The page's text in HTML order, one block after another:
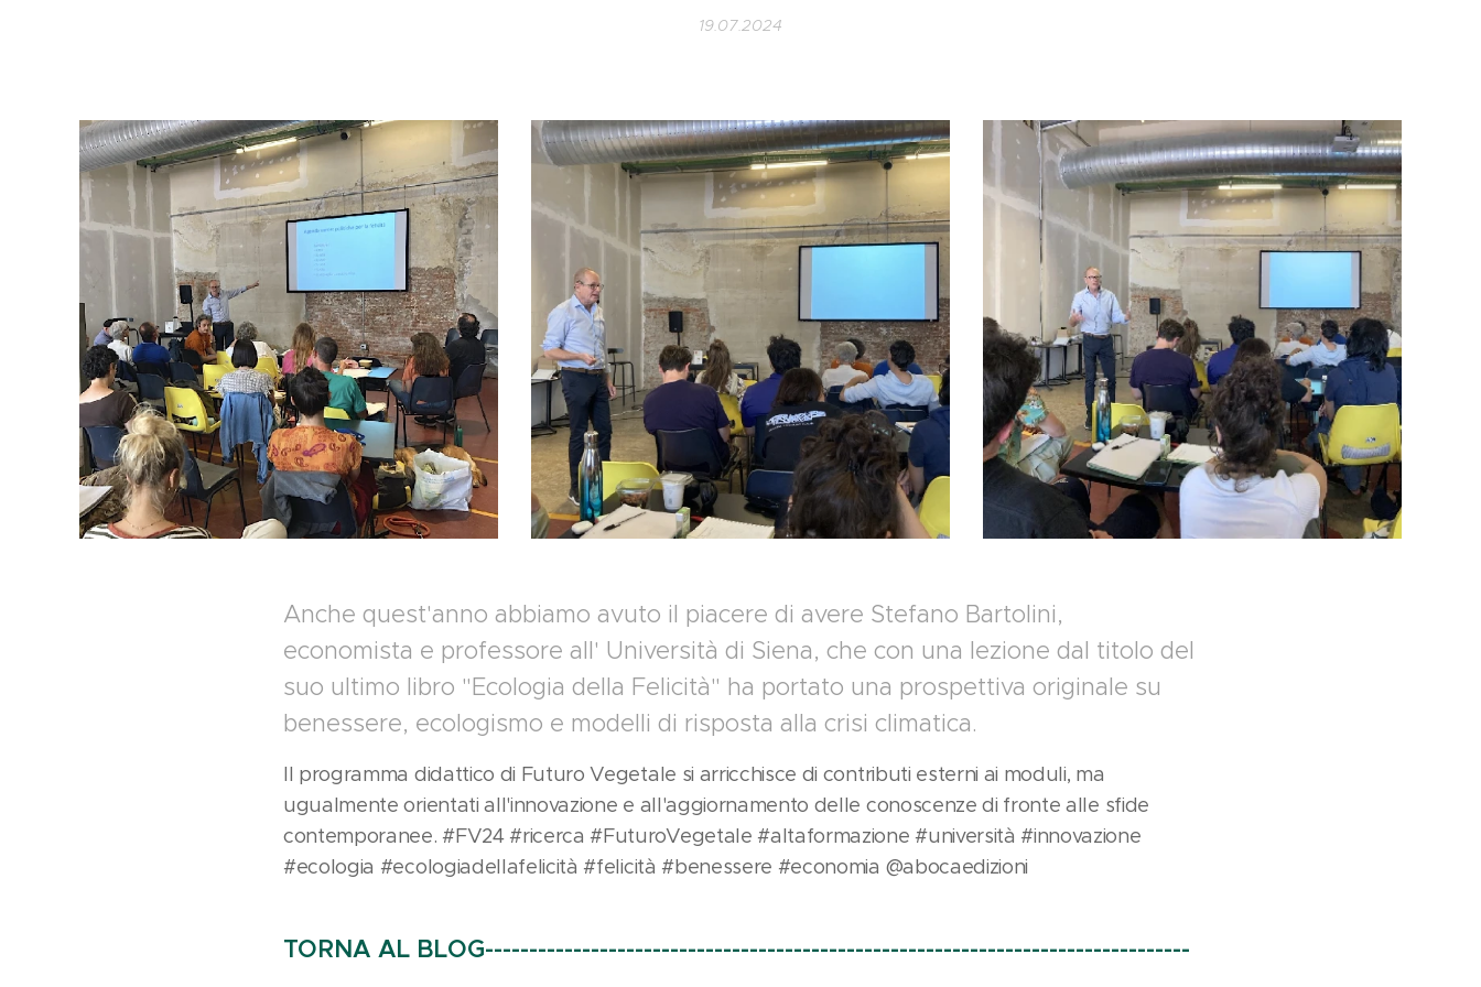
19.07.2024
Anche quest'anno abbiamo avuto il piacere di avere Stefano Bartolini,
economista e professore all' Università di Siena, che con una lezione dal titolo del
suo ultimo libro "Ecologia della Felicità" ha portato una prospettiva originale su
benessere, ecologismo e modelli di risposta alla crisi climatica.
Il programma didattico di Futuro Vegetale si arricchisce di contributi esterni ai moduli, ma
ugualmente orientati all'innovazione e all'aggiornamento delle conoscenze di fronte alle sfide
contemporanee. #FV24 #ricerca #FuturoVegetale #altaformazione #università #innovazione
#ecologia #ecologiadellafelicità #felicità #benessere #economia @abocaedizioni
TORNA AL BLOG--------------------------------------------------------------------------------